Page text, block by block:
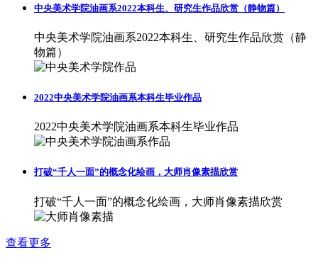
中央美术学院油画系2022本科生、研究生作品欣赏（静物篇）
中央美术学院油画系2022本科生、研究生作品欣赏（静
物篇）
2022中央美术学院油画系本科生毕业作品
2022中央美术学院油画系本科生毕业作品
打破“千人一面”的概念化绘画，大师肖像素描欣赏
打破“千人一面”的概念化绘画，大师肖像素描欣赏
查看更多